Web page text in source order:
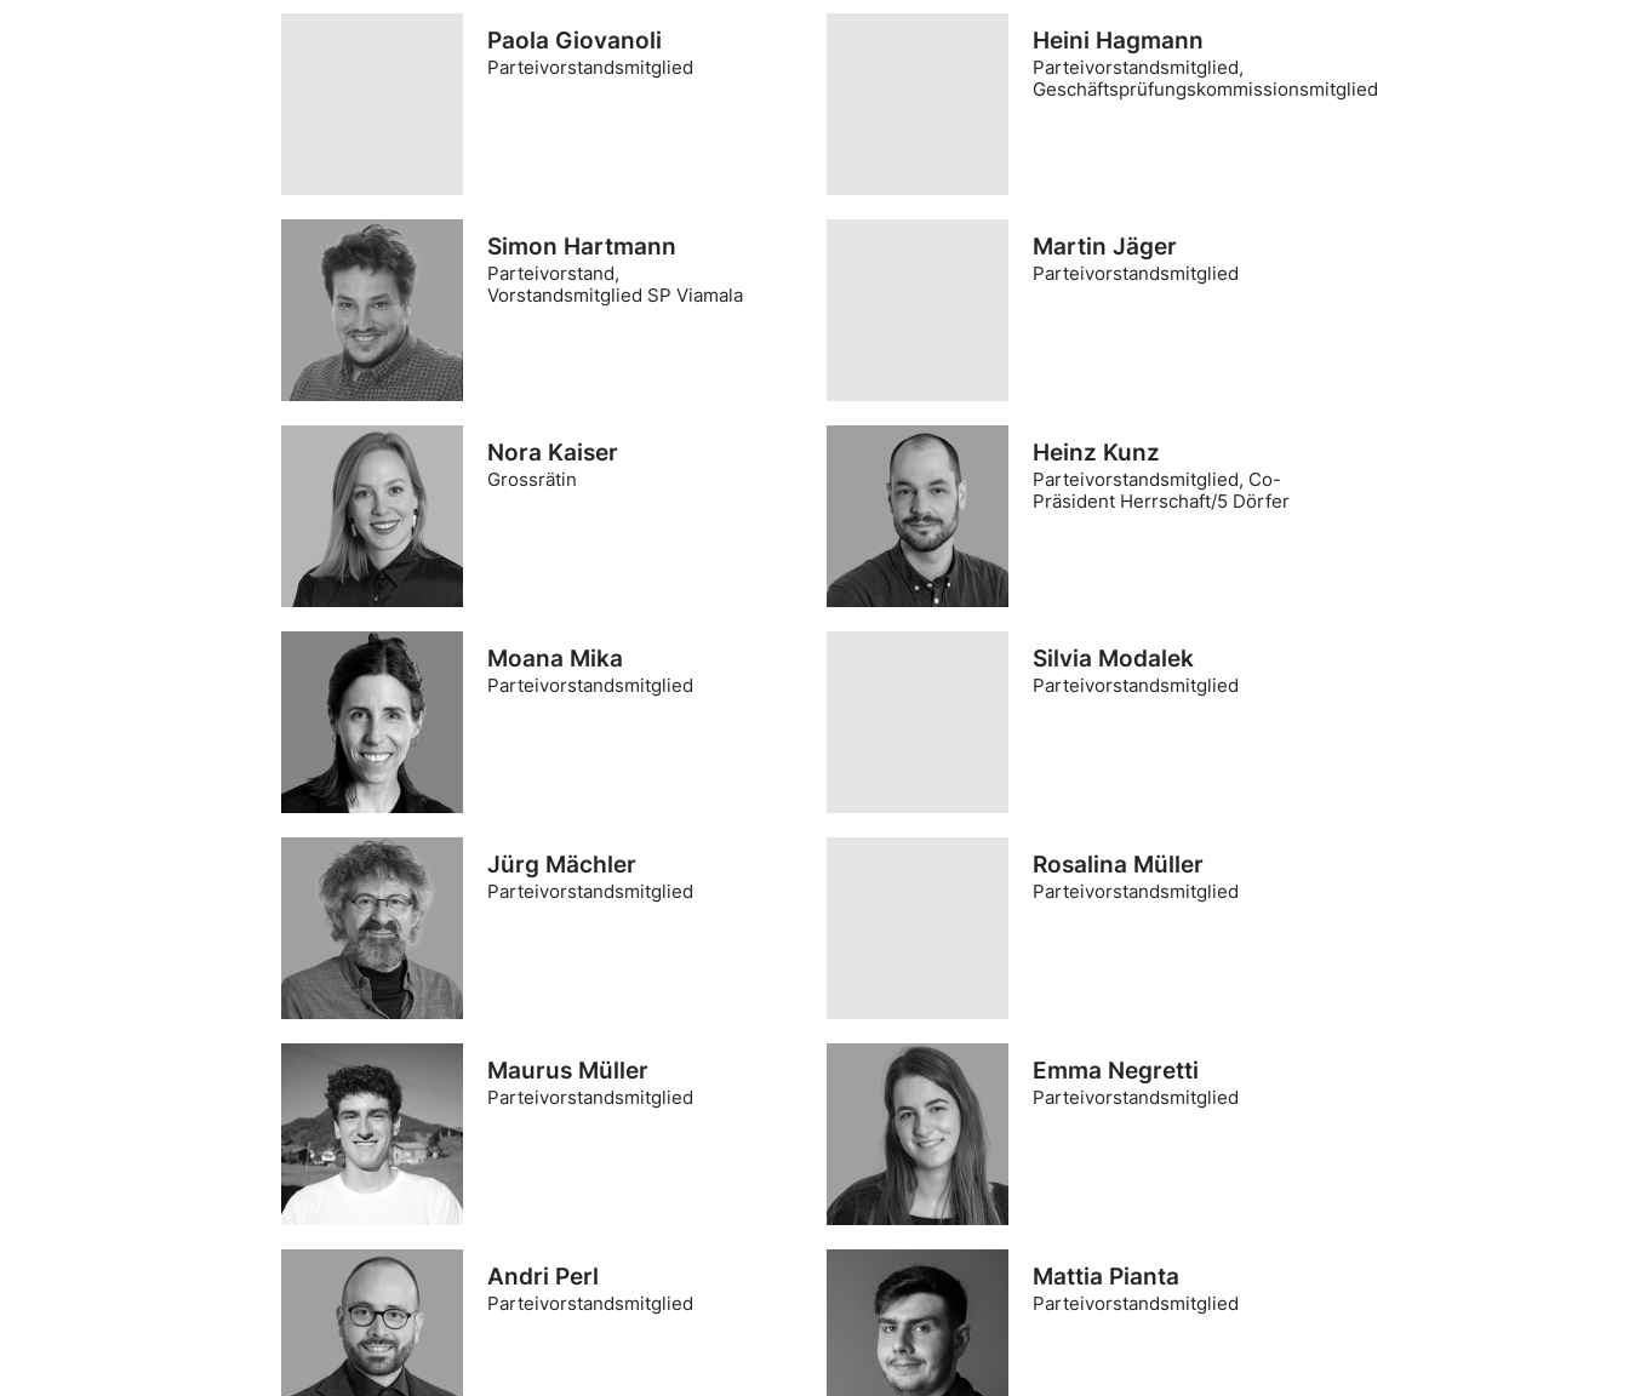
Paola Giovanoli
Parteivorstandsmitglied
Heini Hagmann
Parteivorstandsmitglied,
Geschäftsprüfungskommissionsmitglied
Simon Hartmann
Parteivorstand,
Vorstandsmitglied SP Viamala
Martin Jäger
Parteivorstandsmitglied
Nora Kaiser
Grossrätin
Heinz Kunz
Parteivorstandsmitglied, Co-
Präsident Herrschaft/5 Dörfer
Moana Mika
Parteivorstandsmitglied
Silvia Modalek
Parteivorstandsmitglied
Jürg Mächler
Parteivorstandsmitglied
Rosalina Müller
Parteivorstandsmitglied
Maurus Müller
Parteivorstandsmitglied
Emma Negretti
Parteivorstandsmitglied
Andri Perl
Parteivorstandsmitglied
Mattia Pianta
Parteivorstandsmitglied